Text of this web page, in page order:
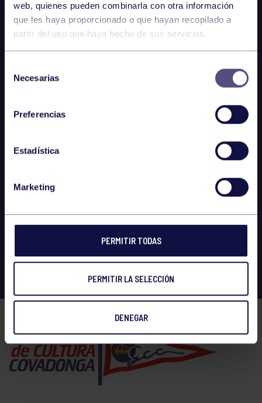
web, quienes pueden combinarla con otra información
que les haya proporcionado o que hayan recopilado a
partir del uso que haya hecho de sus servicios.
Necesarias
Preferencias
Estadística
Marketing
PERMITIR TODAS
PERMITIR LA SELECCIÓN
DENEGAR